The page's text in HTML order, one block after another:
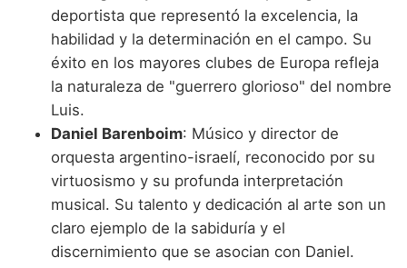
deportista que representó la excelencia, la
habilidad y la determinación en el campo. Su
éxito en los mayores clubes de Europa refleja
la naturaleza de "guerrero glorioso" del nombre
Luis.
Daniel Barenboim: Músico y director de
orquesta argentino-israelí, reconocido por su
virtuosismo y su profunda interpretación
musical. Su talento y dedicación al arte son un
claro ejemplo de la sabiduría y el
discernimiento que se asocian con Daniel.